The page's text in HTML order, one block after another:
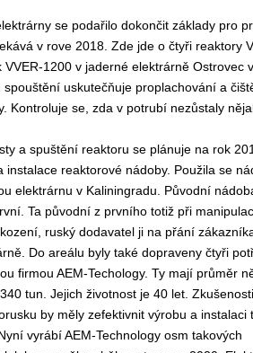
se podařilo dokončit základy pro
v rove 2018. Zde jde o čtyři reaktory
1200 v jaderné elektrárně
uskutečňuje proplachování a
Kontroluje se, zda v potrubí nezůstaly
a spuštění reaktoru se plánuje na rok
instalace reaktorové nádoby. Použila se
elektrárnu v Kaliningradu. Původní
Ta původní z prvního totiž při
ruský dodavatel ji na přání
Do areálu byly také dopraveny čtyři
firmou AEM-Techology. Ty mají průměr
tun. Jejich životnost je 40 let.
by měly zefektivnit výrobu a instalaci
vyrábí AEM-Technology osm takových